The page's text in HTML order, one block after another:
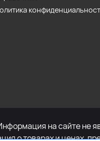
на сайте не
о товарах и ценах,